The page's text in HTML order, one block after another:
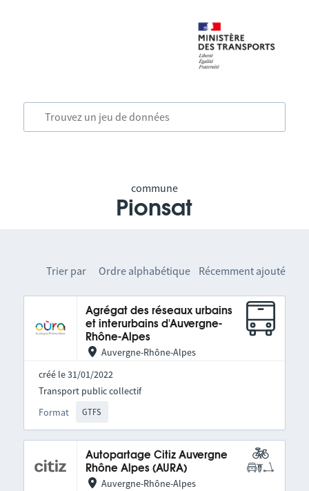
commune
Pionsat
Trier par Ordre alphabétique Récemment ajouté
Agrégat des réseaux urbains
et interurbains d'Auvergne-
Rhône-Alpes
Auvergne-Rhône-Alpes
créé le 31/01/2022
Format GTFS
Transport public collectif
Autopartage Citiz Auvergne
Rhône Alpes (AURA)
Auvergne-Rhône-Alpes